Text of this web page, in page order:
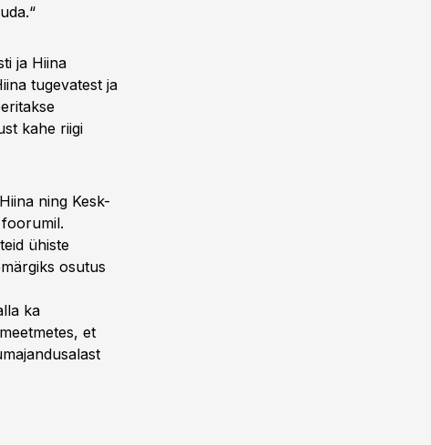
ja Hiina
tugevatest ja
kahe riigi
ning Kesk-
ühiste
osutus
ka
et